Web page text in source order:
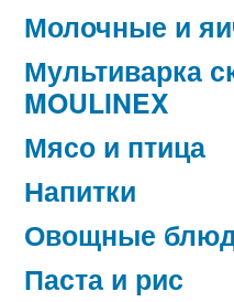
Молочные и
Мультиварка
MOULINEX
Мясо и птица
Напитки
Овощные
Паста и рис